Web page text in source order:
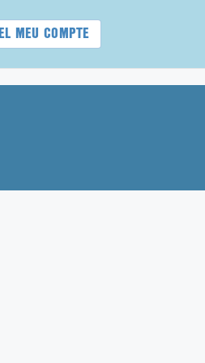
EL MEU COMPTE